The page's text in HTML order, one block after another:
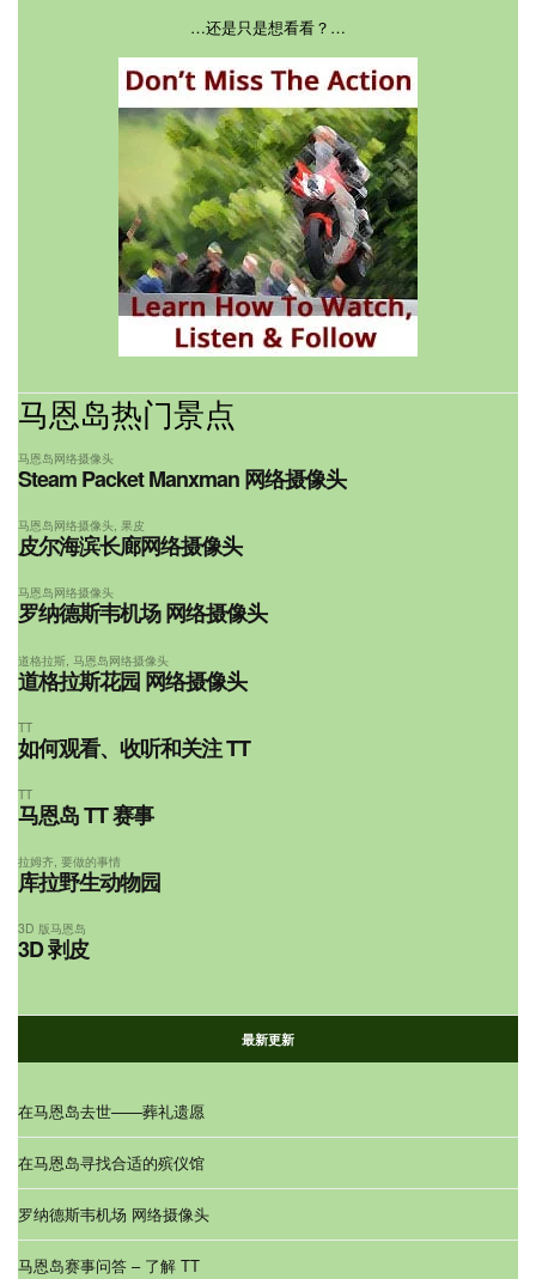
…还是只是想看看？…
马恩岛热门景点
马恩岛网络摄像头
Steam Packet Manxman 网络摄像头
马恩岛网络摄像头, 果皮
皮尔海滨长廊网络摄像头
马恩岛网络摄像头
罗纳德斯韦机场 网络摄像头
道格拉斯 马恩岛网络摄像头
道格拉斯花园 网络摄像头
TT
如何观看、收听和关注 TT
TT
马恩岛 TT 赛事
拉姆齐, 要做的事情
库拉野生动物园
3D 版马恩岛
3D 剥皮
最新更新
在马恩岛去世——葬礼遗愿
在马恩岛寻找合适的殡仪馆
罗纳德斯韦机场 网络摄像头
马恩岛赛事问答 – 了解 TT